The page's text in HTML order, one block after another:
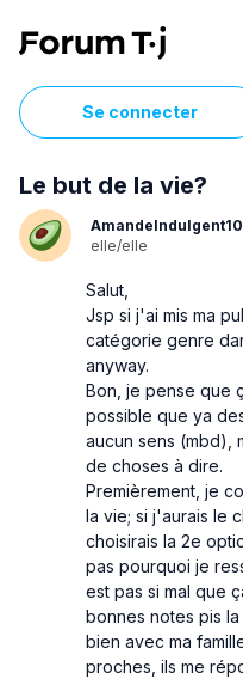
Se connecter
Le but de la vie?
AmandeIndulgent10
elle/elle
Salut,
Jsp si j'ai mis ma
catégorie genre
anyway.
Bon, je pense que
possible que ya
aucun sens (mbd),
de choses à dire.
Premièrement, je
la vie; si j'aurais le
choisirais la 2e
pas pourquoi je
est pas si mal que
bonnes notes pis
bien avec ma
proches, ils me